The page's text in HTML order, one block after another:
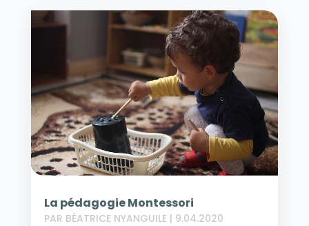
La pédagogie Montessori
PAR BÉATRICE NYANGUILE | 9.04.2020